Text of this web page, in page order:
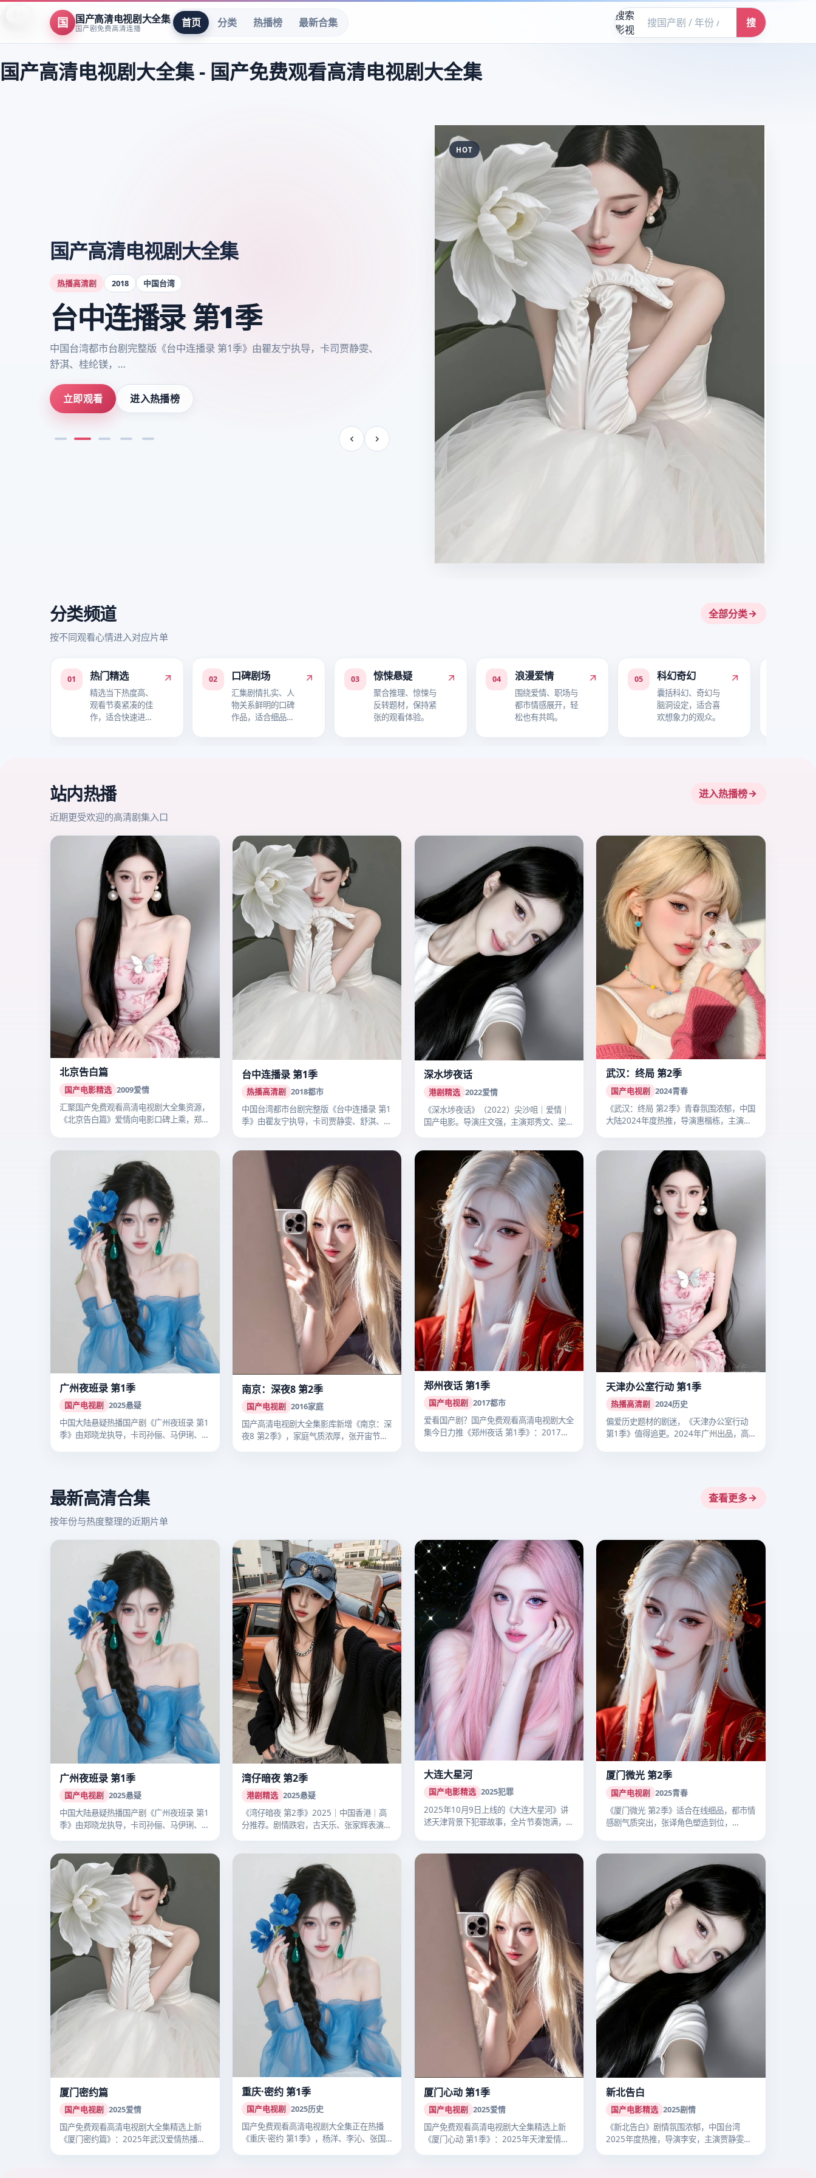
国 国产高清电视剧大全集
国产剧免费高清连播 首页 分类 热播榜 最新合集
搜索
影视
搜
国产高清电视剧大全集- 国产免费观看高清电视剧大全集
国产高清电视剧大全集
热播高清剧 2018 中国台湾
台中连播录 第1季
中国台湾都市台剧完整版《台中连播录 第1季》由瞿友宁执导，卡司贾静雯、
舒淇、桂纶镁，…
立即观看 进入热播榜
HOT
分类频道
按不同观看心情进入对应片单
全部分类
01 热门精选
精选当下热度高、
观看节奏紧凑的佳
作，适合快速进入
02 口碑剧场
汇集剧情扎实、人
物关系鲜明的口碑
作品，适合细品故
03 惊悚悬疑
聚合推理、惊悚与
反转题材，保持紧
张的观看体验。
04 浪漫爱情
围绕爱情、职场与
都市情感展开，轻
松也有共鸣。
05 科幻奇幻
囊括科幻、奇幻与
脑洞设定，适合喜
欢想象力的观众。
站内热播
近期更受欢迎的高清剧集入口
进入热播榜
北京告白篇
国产电影精选 2009爱情
汇聚国产免费观看高清电视剧大全集资源，
《北京告白篇》爱情向电影口碑上乘，郑晓
台中连播录 第1季
热播高清剧 2018都市
中国台湾都市台剧完整版《台中连播录 第1
季》由瞿友宁执导，卡司贾静雯、舒淇、桂
深水埗夜话
港剧精选 2022爱情
《深水埗夜话》（2022）尖沙咀｜爱情｜
国产电影。导演庄文强，主演郑秀文、梁朝
武汉：终局 第2季
国产电视剧 2024青春
《武汉：终局 第2季》青春氛围浓郁，中国
大陆2024年度热推，导演惠楷栋，主演
广州夜班录 第1季
国产电视剧 2025悬疑
中国大陆悬疑热播国产剧《广州夜班录 第1
季》由郑晓龙执导，卡司孙俪、马伊琍、李
南京：深夜8 第2季
国产电视剧 2016家庭
国产高清电视剧大全集影库新增《南京：深
夜8 第2季》，家庭气质浓厚，张开宙节奏
郑州夜话 第1季
国产电视剧 2017都市
爱看国产剧？国产免费观看高清电视剧大全
集今日力推《郑州夜话 第1季》：2017
天津办公室行动 第1季
热播高清剧 2024历史
偏爱历史题材的剧迷，《天津办公室行动
第1季》值得追更。2024年广州出品，高
最新高清合集
按年份与热度整理的近期片单
查看更多
广州夜班录 第1季
国产电视剧 2025悬疑
中国大陆悬疑热播国产剧《广州夜班录 第1
季》由郑晓龙执导，卡司孙俪、马伊琍、李
湾仔暗夜 第2季
港剧精选 2025悬疑
《湾仔暗夜 第2季》2025｜中国香港｜高
分推荐。剧情跌宕，古天乐、张家辉表演
大连大星河
国产电影精选 2025犯罪
2025年10月9日上线的《大连大星河》讲
述天津背景下犯罪故事，全片节奏饱满，
厦门微光 第2季
国产电视剧 2025青春
《厦门微光 第2季》适合在线细品，都市情
感剧气质突出，张译角色塑造到位，
厦门密约篇
国产电视剧 2025爱情
国产免费观看高清电视剧大全集精选上新
《厦门密约篇》：2025年武汉爱情热播国
重庆·密约 第1季
国产电视剧 2025历史
国产免费观看高清电视剧大全集正在热播
《重庆·密约 第1季》，杨洋、李沁、张国
厦门心动 第1季
国产电视剧 2025爱情
国产免费观看高清电视剧大全集精选上新
《厦门心动 第1季》：2025年天津爱情热
新北告白
国产电影精选 2025剧情
《新北告白》剧情氛围浓郁，中国台湾
2025年度热推，导演李安，主演贾静雯，